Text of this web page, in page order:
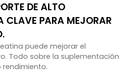
DE ALTO
CLAVE PARA MEJORAR
puede mejorar el
Todo sobre la suplementación